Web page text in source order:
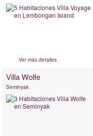
Ver más detalles
Villa Wolfe
Seminyak